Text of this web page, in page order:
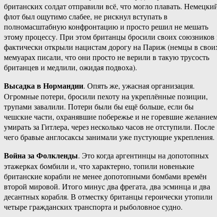
британских солдат отправили всё, что могло плавать.
флот был ощутимо слабее, не рискнул вступать в
полномасштабную конфронтацию и просто решил не мешать
этому процессу. При этом британцы бросили своих союзников
фактически открыли нацистам дорогу на Париж (немцы в
мемуарах писали, что они просто не верили в такую трусость
британцев и медлили, ожидая подвоха).
Высадка в Нормандии. Опять же, ужасная организация.
Огромные потери, бросили пехоту на укреплённые позиции,
трупами завалили. Потери были бы ещё больше, если бы
чешские части, охранявшие побережье и не горевшие
умирать за Гитлера, через несколько часов не отступили. После
чего бравые англосаксы занимали уже пустующие укрепления.
Война за Фолкленды. Это когда аргентинцы на допотопных
этажерках бомбили и, что характерно, топили новенькие
британские корабли не менее допотопными бомбами времён
второй мировой. Итого минус два фрегата, два эсминца и два
десантных корабля. В отместку британцы героически утопили
четыре гражданских транспорта и рыболовное судно.